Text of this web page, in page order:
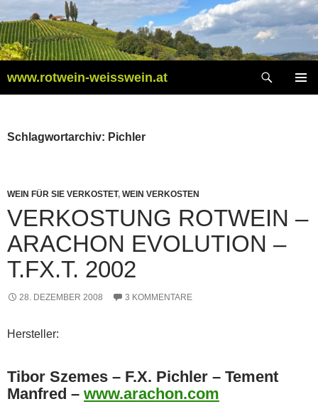
Inhalt
springen
www.rotwein-weisswein.at
Schlagwortarchiv: Pichler
WEIN FÜR SIE VERKOSTET, WEIN VERKOSTEN
VERKOSTUNG ROTWEIN –
ARACHON EVOLUTION –
T.FX.T. 2002
28. DEZEMBER 2008 3 KOMMENTARE
Hersteller:
Tibor Szemes – F.X. Pichler – Tement
Manfred – www.arachon.com